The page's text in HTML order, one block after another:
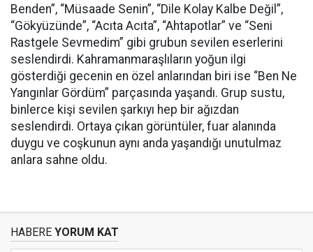
Benden”, “Müsaade Senin”, “Dile Kolay Kalbe Değil”,
“Gökyüzünde”, “Acıta Acıta”, “Ahtapotlar” ve “Seni
Rastgele Sevmedim” gibi grubun sevilen eserlerini
seslendirdi. Kahramanmaraşlıların yoğun ilgi
gösterdiği gecenin en özel anlarından biri ise “Ben Ne
Yangınlar Gördüm” parçasında yaşandı. Grup sustu,
binlerce kişi sevilen şarkıyı hep bir ağızdan
seslendirdi. Ortaya çıkan görüntüler, fuar alanında
duygu ve coşkunun aynı anda yaşandığı unutulmaz
anlara sahne oldu.
HABERE YORUM KAT